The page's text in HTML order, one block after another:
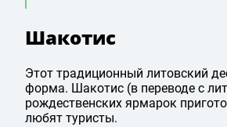
Шакотис
Этот традиционный литовский
форма. Шакотис (в переводе с
рождественских ярмарок
любят туристы.